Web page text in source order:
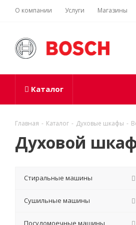
О компании Услуги Магазины
Каталог
Главная - Каталог - Духовые шкафы -
Духовой шкаф
Стиральные машины
Сушильные машины
Посудомоечные машины